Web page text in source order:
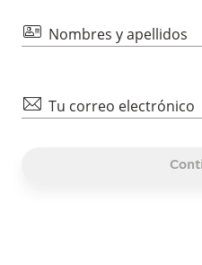
id Nombres y apellidos
mail Tu correo electrónico